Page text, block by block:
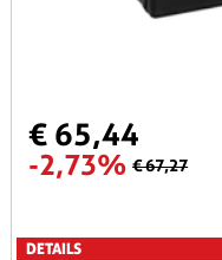
€ 65,44
-2,73% € 67,27
DETAILS